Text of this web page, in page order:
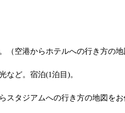
空港からホテルへの行き方の地
ど。宿泊(1泊目)。
タジアムへの行き方の地図をお